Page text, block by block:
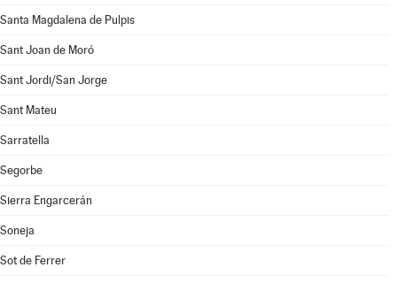
Santa Magdalena de Pulpis
Sant Joan de Moró
Sant Jordi/San Jorge
Sant Mateu
Sarratella
Segorbe
Sierra Engarcerán
Soneja
Sot de Ferrer